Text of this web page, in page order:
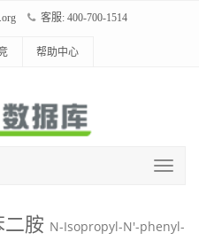
客服: 400-700-1514
帮助中心
胺 N-Isopropyl-N'-phenyl-